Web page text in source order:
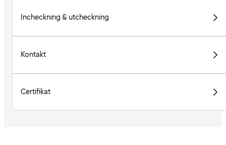
Incheckning & utcheckning
Kontakt
Certifikat